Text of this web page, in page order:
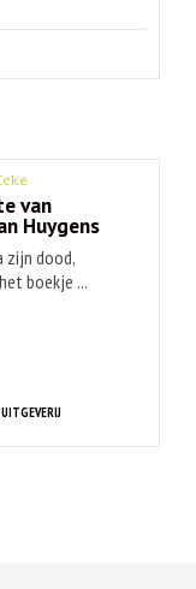
van
Huygens
zijn dood,
boekje ...